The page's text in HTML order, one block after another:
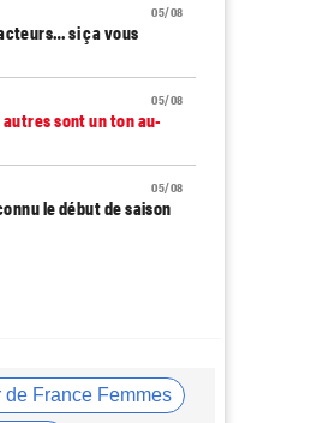
05/08
si ça vous
05/08
sont un ton au-
05/08
le début de saison
doublé UAE Team
de France Femmes